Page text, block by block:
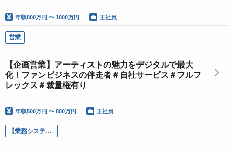
年収800万円 〜 1000万円 正社員
営業
【企画営業】アーティストの魅力をデジタルで最大
化！ファンビジネスの伴走者＃自社サービス＃フルフ
レックス＃裁量権有り
年収500万円 〜 800万円 正社員
【業務システムエンジニア】ファンクラブ事業をシステム面で支える＃自社サービス＃若手歓迎